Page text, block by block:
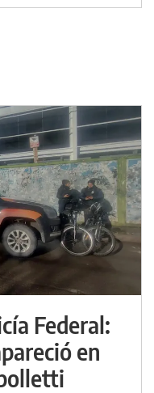
Federal:
en